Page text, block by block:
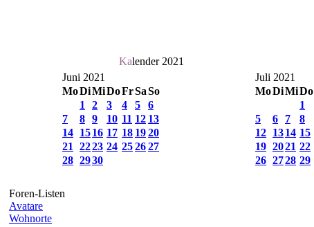
Kalender 2021
Juni 2021
MoDiMiDoFrSaSo
1
2 3 4 5
6
7
8 9 10 11 12 13
14 1516 17 18 1920
21
2223 24 252627
28 2930
Juli 2021
MoDiMiDo
1
5
6 7 8
12 1314 15
19 2021 22
26 2728 29
Foren-Listen
Avatare
Wohnorte